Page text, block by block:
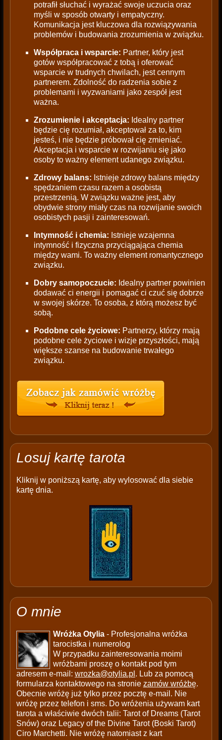
potrafił słuchać i wyrażać swoje uczucia oraz
myśli w sposób otwarty i empatyczny.
Komunikacja jest kluczowa dla rozwiązywania
problemów i budowania zrozumienia w związku.
Współpraca i wsparcie: Partner, który jest
gotów współpracować z tobą i oferować
wsparcie w trudnych chwilach, jest cennym
partnerem. Zdolność do radzenia sobie z
problemami i wyzwaniami jako zespół jest
ważna.
Zrozumienie i akceptacja: Idealny partner
będzie cię rozumiał, akceptował za to, kim
jesteś, i nie będzie próbował cię zmieniać.
Akceptacja i wsparcie w rozwijaniu się jako
osoby to ważny element udanego związku.
Zdrowy balans: Istnieje zdrowy balans między
spędzaniem czasu razem a osobistą
przestrzenią. W związku ważne jest, aby
obydwie strony miały czas na rozwijanie swoich
osobistych pasji i zainteresowań.
Intymność i chemia: Istnieje wzajemna
intymność i fizyczna przyciągająca chemia
między wami. To ważny element romantycznego
związku.
Dobry samopoczucie: Idealny partner powinien
dodawać ci energii i pomagać ci czuć się dobrze
w swojej skórze. To osoba, z którą możesz być
sobą.
Podobne cele życiowe: Partnerzy, którzy mają
podobne cele życiowe i wizje przyszłości, mają
większe szanse na budowanie trwałego
związku.
Losuj kartę tarota
Kliknij w poniższą kartę, aby wylosować dla siebie
kartę dnia.
O mnie
Wróżka Otylia- Profesjonalna wróżka
tarocistka i numerolog
W przypadku zainteresowania moimi
wróżbami proszę o kontakt pod tym
adresem e-mail: wrozka@otylia.pl . Lub za pomocą
formularza kontaktowego na stronie zamów wróżbę.
Obecnie wróżę już tylko przez pocztę e-mail. Nie
wróżę przez telefon i sms. Do wróżenia używam kart
tarota a właściwie dwóch talii: Tarot of Dreams (Tarot
Snów) oraz Legacy of the Divine Tarot (Boski Tarot)
Ciro Marchetti. Nie wróżę natomiast z kart